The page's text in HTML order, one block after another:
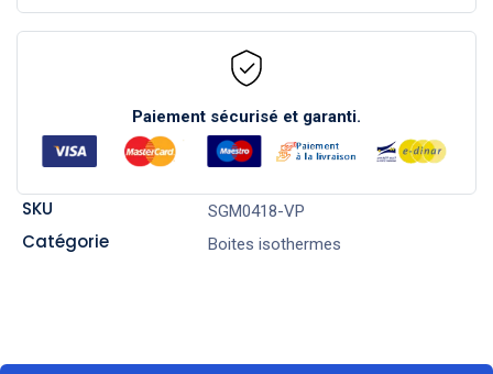
Paiement sécurisé et garanti.
SKU SGM0418-VP
Catégorie Boites isothermes